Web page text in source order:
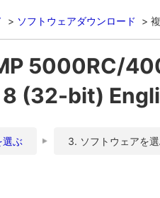
ソフトウェアダウンロード
5000RC/
(32-bit)
選ぶ 3. ソフトウェアを